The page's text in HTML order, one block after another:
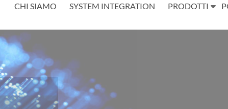
CHI SIAMO SYSTEM INTEGRATION PRODOTTI